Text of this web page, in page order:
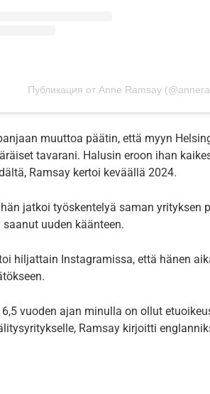
Публикация от Anne Ramsay
muuttoa päätin, että myyn
tavarani. Halusin eroon ihan
Ramsay kertoi keväällä 2024.
jatkoi työskentelyä saman yrityksen
uuden käänteen.
hiljattain Instagramissa, että hänen
vuoden ajan minulla on ollut
Ramsay kirjoitti